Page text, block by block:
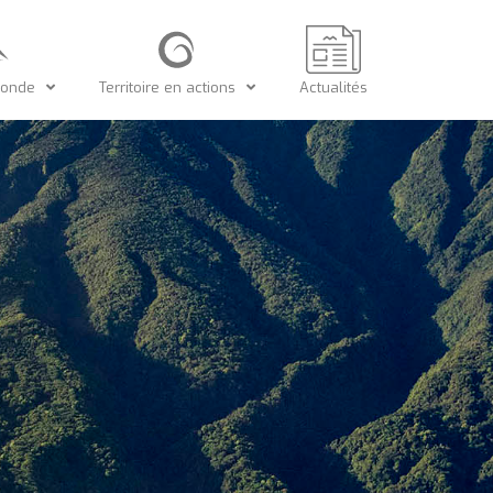
Territoire en actions Actualités